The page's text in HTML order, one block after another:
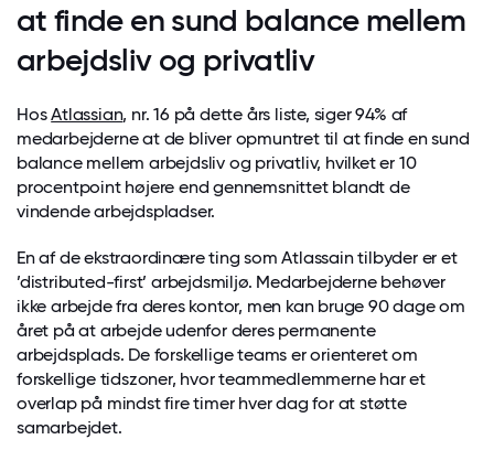
at finde en sund balance mellem
arbejdsliv og privatliv
HosAtlassian, nr. 16 på dette års liste, siger 94% af
medarbejderne at de bliver opmuntret til at finde en sund
balance mellem arbejdsliv og privatliv, hvilket er 10
procentpoint højere end gennemsnittet blandt de
vindende arbejdspladser.
En af de ekstraordinære ting som Atlassain tilbyder er et
’distributed-first’ arbejdsmiljø. Medarbejderne behøver
ikke arbejde fra deres kontor, men kan bruge 90 dage om
året på at arbejde udenfor deres permanente
arbejdsplads. De forskellige teams er orienteret om
forskellige tidszoner, hvor teammedlemmerne har et
overlap på mindst fire timer hver dag for at støtte
samarbejdet.